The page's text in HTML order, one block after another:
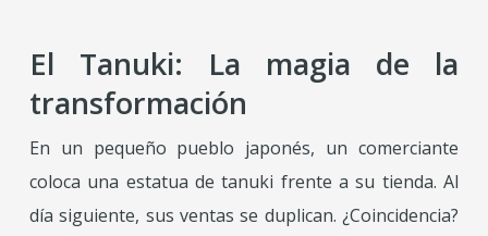
El Tanuki: La magia de la
transformación
En un pequeño pueblo japonés, un comerciante
coloca una estatua de tanuki frente a su tienda. Al
día siguiente, sus ventas se duplican. ¿Coincidencia?